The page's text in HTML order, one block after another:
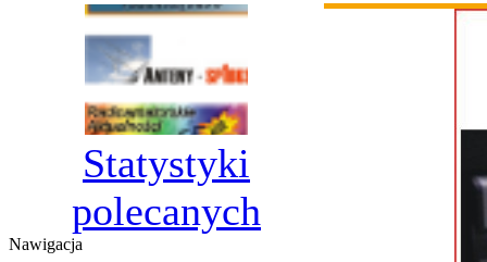
Statystyki
polecanych
Nawigacja